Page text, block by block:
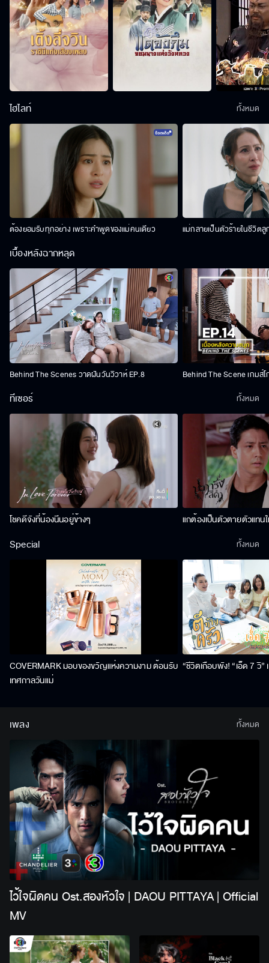
ไฮไลท์
ต้องยอมรับทุกอย่าง เพราะคำพูดของแม่คนเดียว แม่กลายเป็นตัวร้ายในชีวิตลู
ทั้งหมด
เบื้องหลังฉากหลุด
Behind The Scenes วาดฝันวันวิวาห์ EP.8 Behind The Scene เกมส์
ทีเซอร์
โชคดีจังที่น้องนีนอยู่ข้างๆ แกต้องเป็นตัวตายตัวแทน
ทั้งหมด
Special
COVERMARK มอบของขวัญแห่งความงาม ต้อนรับ
เทศกาลวันแม่
“ชีวิตเกือบพัง! “เอ็ด 7 วิ
ทั้งหมด
เพลง
ไว้ใจผิดคน Ost.สองหัวใจ | DAOU PITTAYA | Official
MV
ทั้งหมด